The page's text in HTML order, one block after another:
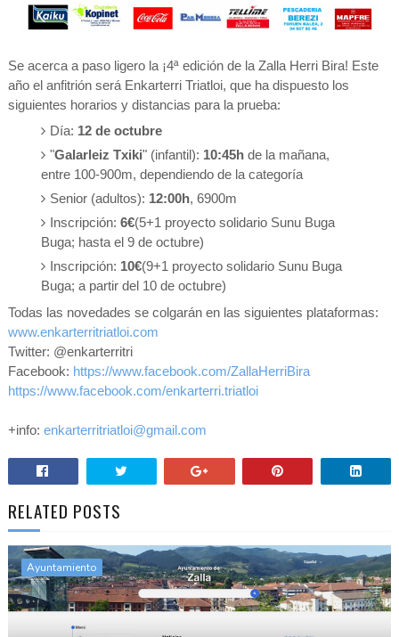
Se acerca a paso ligero la ¡4ª edición de la Zalla Herri Bira! Este
año el anfitrión será Enkarterri Triatloi, que ha dispuesto los
siguientes horarios y distancias para la prueba:
Día: 12 de octubre
"Galarleiz Txiki" (infantil): 10:45h de la mañana,
entre 100-900m, dependiendo de la categoría
Senior (adultos): 12:00h, 6900m
Inscripción:6€(5+1 proyecto solidario Sunu Buga
Buga; hasta el 9 de octubre)
Inscripción: 10€(9+1 proyecto solidario Sunu Buga
Buga; a partir del 10 de octubre)
Todas las novedades se colgarán en las siguientes plataformas:
www.enkarterritriatloi.com
Twitter: @enkarterritri
Facebook: https://www.facebook.com/ZallaHerriBira
https://www.facebook.com/enkarterri.triatloi
+info: enkarterritriatloi@gmail.com
RELATED POSTS
Ayuntamiento